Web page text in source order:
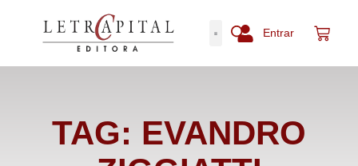
Entrar
TAG: EVANDRO